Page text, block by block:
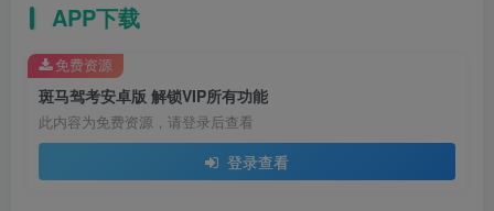
APP下载
斑马驾考安卓版 解锁VIP所有功能
此内容为免费资源，请登录后查看
登录查看
免费资源